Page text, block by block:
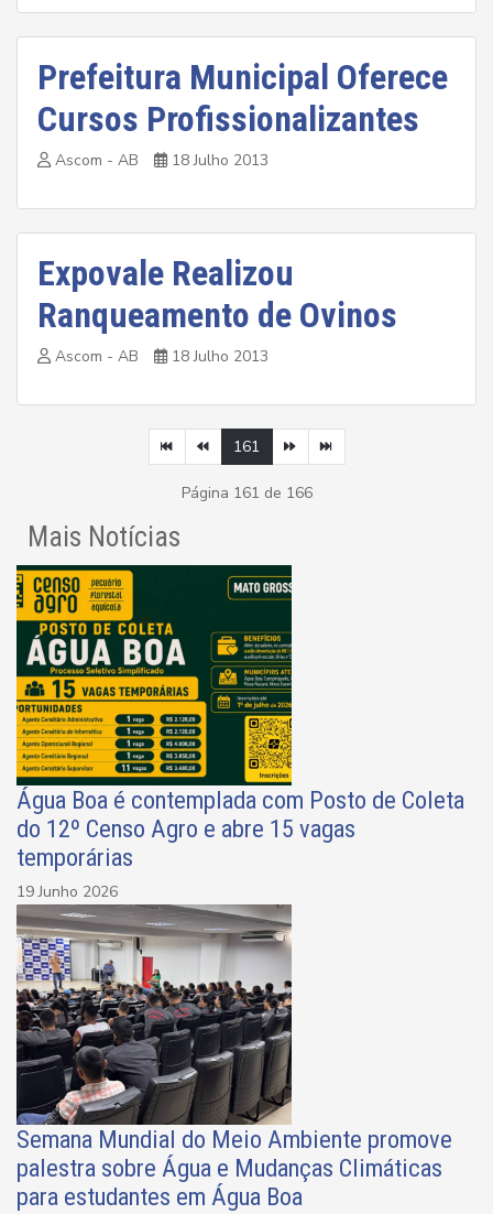
Prefeitura Municipal Oferece
Cursos Profissionalizantes
Ascom - AB 18 Julho 2013
Expovale Realizou
Ranqueamento de Ovinos
Ascom - AB 18 Julho 2013
161
Página 161 de 166
Mais Notícias
Água Boa é contemplada com Posto de Coleta
do 12º Censo Agro e abre 15 vagas
temporárias
19 Junho 2026
Semana Mundial do Meio Ambiente promove
palestra sobre Água e Mudanças Climáticas
para estudantes em Água Boa